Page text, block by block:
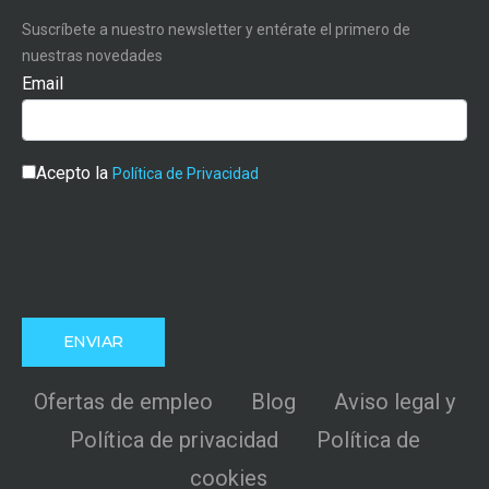
Suscríbete a nuestro newsletter y entérate el primero de
nuestras novedades
Email
Acepto la Política de Privacidad
Ofertas de empleo Blog
Aviso legal y
Política de privacidad
Política de
cookies